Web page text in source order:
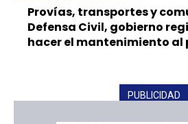
Provías, transportes y
Defensa Civil, gobierno
hacer el mantenimiento al
PUBLICIDAD